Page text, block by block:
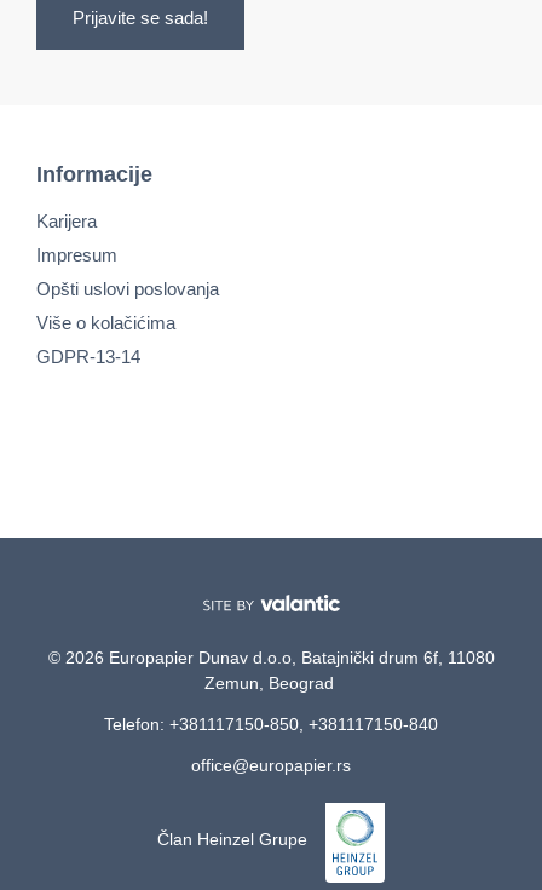
Prijavite se sada!
Informacije
Karijera
Impresum
Opšti uslovi poslovanja
Više o kolačićima
GDPR-13-14
© 2026 Europapier Dunav d.o.o, Batajnički drum 6f, 11080
Zemun, Beograd
Telefon: +381117150-850, +381117150-840
office@europapier.rs
Član Heinzel Grupe